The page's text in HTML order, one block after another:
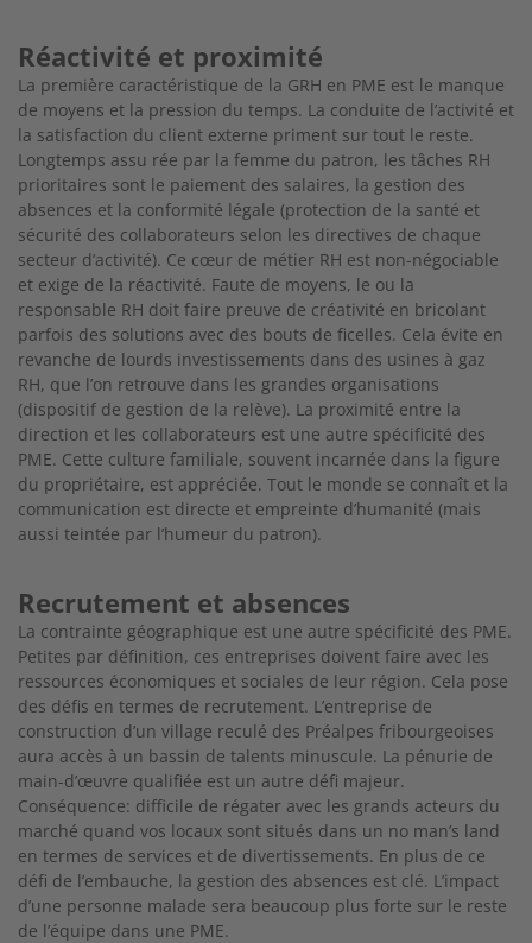
Réactivité et proximité
La première caractéristique de la GRH en PME est le manque
de moyens et la pression du temps. La conduite de l’activité et
la satisfaction du client externe priment sur tout le reste.
Longtemps assu rée par la femme du patron, les tâches RH
prioritaires sont le paiement des salaires, la gestion des
absences et la conformité légale (protection de la santé et
sécurité des collaborateurs selon les directives de chaque
secteur d’activité). Ce cœur de métier RH est non-négociable
et exige de la réactivité. Faute de moyens, le ou la
responsable RH doit faire preuve de créativité en bricolant
parfois des solutions avec des bouts de ficelles. Cela évite en
revanche de lourds investissements dans des usines à gaz
RH, que l’on retrouve dans les grandes organisations
(dispositif de gestion de la relève). La proximité entre la
direction et les collaborateurs est une autre spécificité des
PME. Cette culture familiale, souvent incarnée dans la figure
du propriétaire, est appréciée. Tout le monde se connaît et la
communication est directe et empreinte d’humanité (mais
aussi teintée par l’humeur du patron).
Recrutement et absences
La contrainte géographique est une autre spécificité des PME.
Petites par définition, ces entreprises doivent faire avec les
ressources économiques et sociales de leur région. Cela pose
des défis en termes de recrutement. L’entreprise de
construction d’un village reculé des Préalpes fribourgeoises
aura accès à un bassin de talents minuscule. La pénurie de
main-d’œuvre qualifiée est un autre défi majeur.
Conséquence: difficile de régater avec les grands acteurs du
marché quand vos locaux sont situés dans un no man’s land
en termes de services et de divertissements. En plus de ce
défi de l’embauche, la gestion des absences est clé. L’impact
d’une personne malade sera beaucoup plus forte sur le reste
de l’équipe dans une PME.